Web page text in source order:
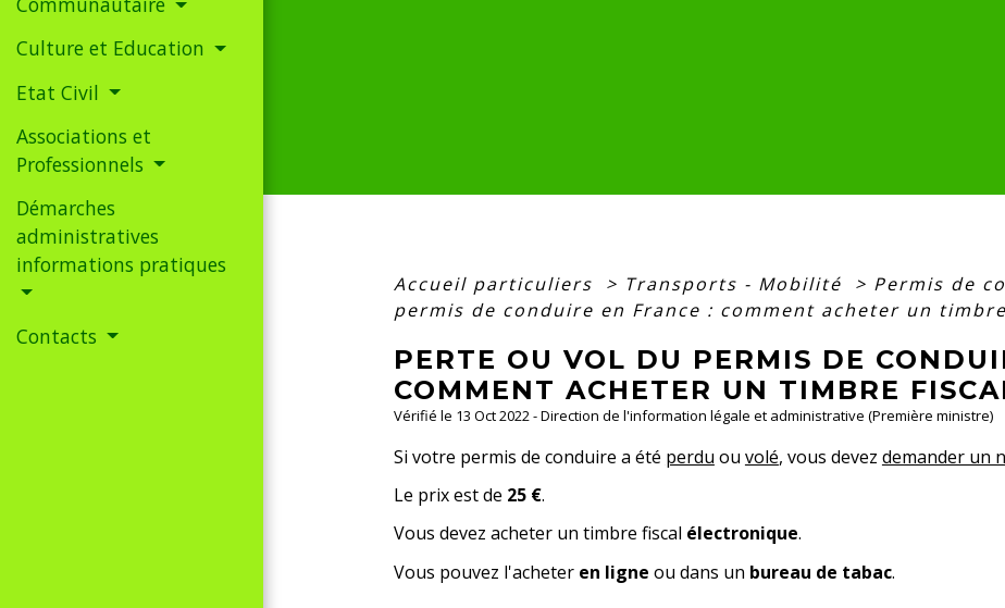
Culture et Education
Etat Civil
Associations et
Professionnels
Démarches
administratives
informations pratiques
Contacts
Accueil particuliers > Transports - Mobilité > Permis de
permis de conduire en France : comment acheter un
PERTE OU VOL DU PERMIS DE
COMMENT ACHETER UN TIMBRE
Vérifié le 13 Oct 2022 - Direction de l'information légale et administrative (Première ministre)
Si votre permis de conduire a été perdu ou volé, vous devez demander un
Le prix est de 25 €.
Vous devez acheter un timbre fiscal électronique.
Vous pouvez l'acheter en ligne ou dans un bureau de tabac.